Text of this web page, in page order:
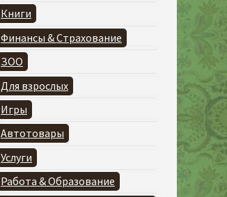
Книги
Финансы & Страхование
ЗОО
Для взрослых
Игры
Автотовары
Услуги
Работа & Образование